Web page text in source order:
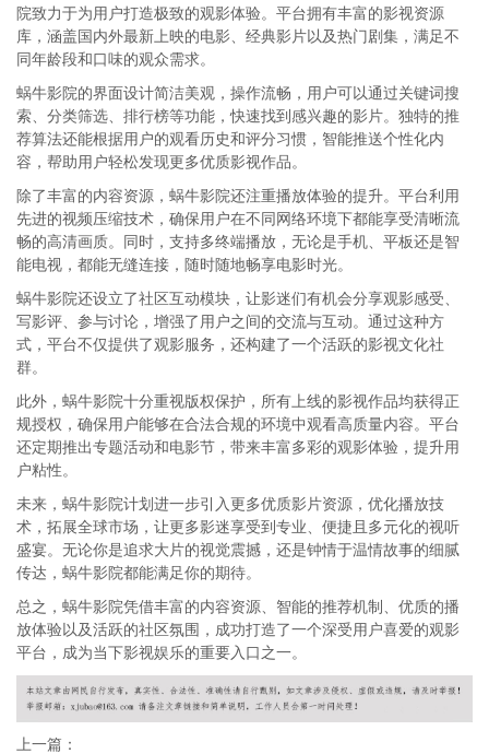
院致力于为用户打造极致的观影体验。平台拥有丰富的影视资源
库，涵盖国内外最新上映的电影、经典影片以及热门剧集，满足不
同年龄段和口味的观众需求。
蜗牛影院的界面设计简洁美观，操作流畅，用户可以通过关键词搜
索、分类筛选、排行榜等功能，快速找到感兴趣的影片。独特的推
荐算法还能根据用户的观看历史和评分习惯，智能推送个性化内
容，帮助用户轻松发现更多优质影视作品。
除了丰富的内容资源，蜗牛影院还注重播放体验的提升。平台利用
先进的视频压缩技术，确保用户在不同网络环境下都能享受清晰流
畅的高清画质。同时，支持多终端播放，无论是手机、平板还是智
能电视，都能无缝连接，随时随地畅享电影时光。
蜗牛影院还设立了社区互动模块，让影迷们有机会分享观影感受、
写影评、参与讨论，增强了用户之间的交流与互动。通过这种方
式，平台不仅提供了观影服务，还构建了一个活跃的影视文化社
群。
此外，蜗牛影院十分重视版权保护，所有上线的影视作品均获得正
规授权，确保用户能够在合法合规的环境中观看高质量内容。平台
还定期推出专题活动和电影节，带来丰富多彩的观影体验，提升用
户粘性。
未来，蜗牛影院计划进一步引入更多优质影片资源，优化播放技
术，拓展全球市场，让更多影迷享受到专业、便捷且多元化的视听
盛宴。无论你是追求大片的视觉震撼，还是钟情于温情故事的细腻
传达，蜗牛影院都能满足你的期待。
总之，蜗牛影院凭借丰富的内容资源、智能的推荐机制、优质的播
放体验以及活跃的社区氛围，成功打造了一个深受用户喜爱的观影
平台，成为当下影视娱乐的重要入口之一。
上一篇：